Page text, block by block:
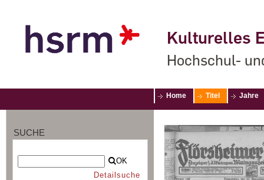
Kulturelles
Hochschul-
Home Titel Jahre
SUCHE
OK
Detailsuche